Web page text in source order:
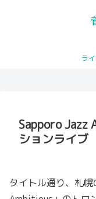
ラ
Sapporo Jazz
ションライブ
タイトル通り、札